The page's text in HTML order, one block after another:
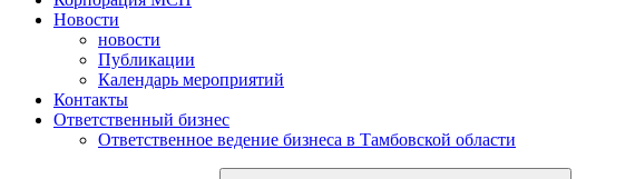
Новости
новости
Публикации
Календарь мероприятий
Контакты
Ответственный бизнес
Ответственное ведение бизнеса в Тамбовской области